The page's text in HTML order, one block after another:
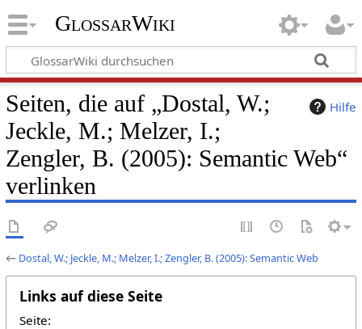
GlossarWiki
Hilfe
Seiten, die auf „Dostal, W.;
Jeckle, M.; Melzer, I.;
Zengler, B. (2005): Semantic Web“
verlinken
← Dostal, W.; Jeckle, M.; Melzer, I.; Zengler, B. (2005): Semantic Web
Links auf diese Seite
Seite: